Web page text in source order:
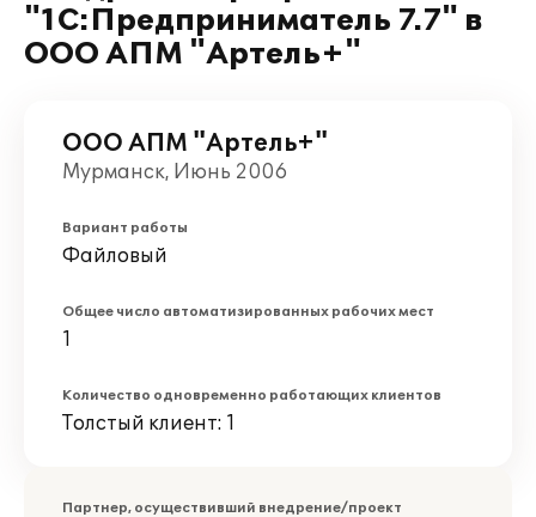
"1С:Предприниматель 7.7" в
ООО АПМ "Артель+"
ООО АПМ "Артель+"
Мурманск, Июнь 2006
Вариант работы
Файловый
Общее число автоматизированных рабочих мест
1
Количество одновременно работающих клиентов
Толстый клиент: 1
Партнер, осуществивший внедрение/проект